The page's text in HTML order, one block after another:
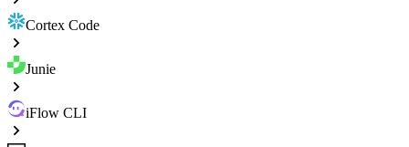
Cortex Code
Junie
iFlow CLI